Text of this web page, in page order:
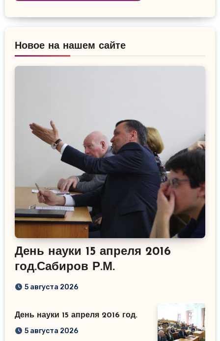
Новое на нашем сайте
День науки 15 апреля 2016
год.Сабиров Р.М.
5 августа 2026
День науки 15 апреля 2016 год.
5 августа 2026